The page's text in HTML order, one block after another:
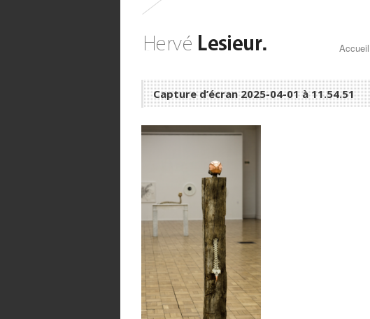
Accueil
Capture d’écran 2025-04-01 à 11.54.51